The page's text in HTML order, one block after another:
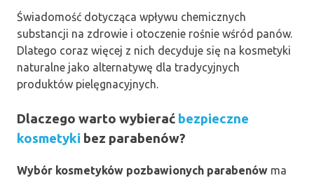
Świadomość dotycząca wpływu chemicznych
substancji na zdrowie i otoczenie rośnie wśród panów.
Dlatego coraz więcej z nich decyduje się na kosmetyki
naturalne jako alternatywę dla tradycyjnych
produktów pielęgnacyjnych.
Dlaczego warto wybierać bezpieczne
kosmetyki bez parabenów?
Wybór kosmetyków pozbawionych parabenów ma